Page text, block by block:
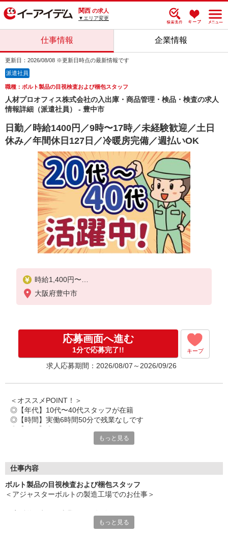
関西 の求人
▼エリア変更
仕事情報 企業情報
更新日：2026/08/08 ※更新日時点の最新情報です
派遣社員
職種：ボルト製品の目視検査および梱包スタッフ
人材プロオフィス株式会社の入出庫・商品管理・検品・検査の求人
情報詳細（派遣社員） - 豊中市
日勤／時給1400円／9時〜17時／未経験歓迎／土日
休み／年間休日127日／冷暖房完備／週払いOK
時給1,400円〜
◆月収例）191,240円
大阪府豊中市
応募画面へ進む
1分で応募完了!! キープ
求人応募期間：2026/08/07～2026/09/26
＜オススメPOINT！＞
◎【年代】10代〜40代スタッフが在籍
◎【時間】実働6時間50分で残業なしです
◎【特典】毎日1本ドリンクが無料で飲める
◎【履歴書不要】書類準備は不要で気軽に応募
◎【週払いOK】ピンチの時も助かる
STEP1：応募（Webまたはお電話）
STEP2：登録・面談（Web・営業所・出張登録OK)
もっと見る
仕事内容
ボルト製品の目視検査および梱包スタッフ
＜アジャスターボルトの製造工場でのお仕事＞
もっと見る